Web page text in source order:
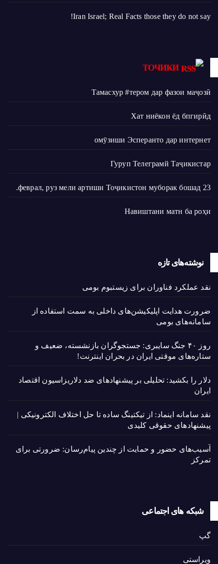
Iran Israel; Real Facts those they do not say!
ТОЧИКИ
Тамасхур #тером дар фазои маҷозӣ
Хат ниёкон ёд бпгирӣд
омӯзиши Эсперанто дар интернет
Гуруп Телеграмй Таҷикистар
23 феврал, руз мели артиши Тоҷикистон муборак бошад.
Навиштани матн ба роҳи
نوشته‌های تازه
نقد عملکرد فناوران برای زیستبوم بومی
ضرورت هدایت اپلیکیشن‌های داخلی به سمت استفاده از
سامانه‌های بومی
روز ۴۰ جنگ سایبری: جستجوگران بازنشسته، ضعیف و
ستاره‌های موقتی ایران در بحران اینترنت!
دلار را بکشید: تحلیلی بر پیشنهادهای ضد دلاریزاسیون اقتصاد
ایران
نقد سامانه اینماد: از تیکتینگ ساده تا حل اختلاف الکترونیکی |
پیشنهادهای حقوقی کلیدی
آسیب‌های حضور و حمایت از چندین پیام‌رسان: ضرورتی برای
تمرکز
شبکه های اجتماعی
گپ
ویراستی